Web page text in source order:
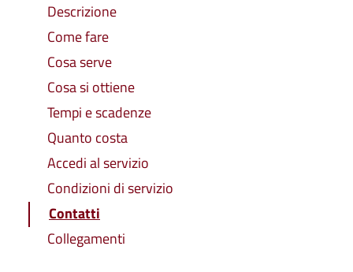
Descrizione
Come fare
Cosa serve
Cosa si ottiene
Tempi e scadenze
Quanto costa
Accedi al servizio
Condizioni di servizio
Contatti
Collegamenti